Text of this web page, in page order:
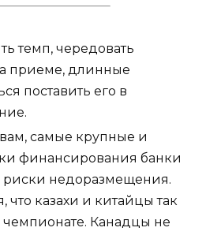
темп, чередовать
приеме, длинные
поставить его в
самые крупные и
финансирования банки
риски недоразмещения.
что казахи и китайцы так
чемпионате. Канадцы не